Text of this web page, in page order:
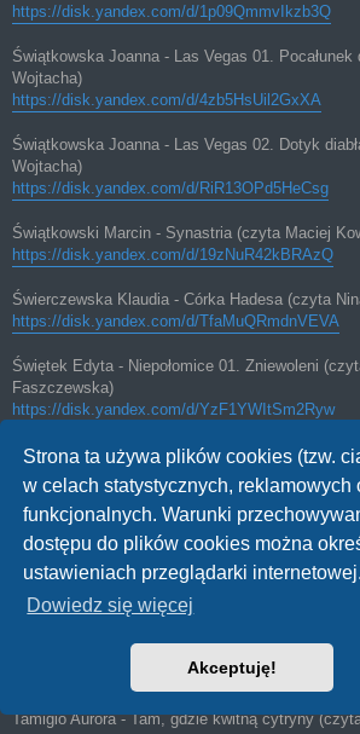
Strona ta używa plików cookies (tzw.
w celach statystycznych, reklamowych
funkcjonalnych. Warunki
dostępu do plików cookies można
ustawieniach przeglądarki internetowej.
Dowiedz się więcej
Akceptuję!
https://disk.yandex.com/d/1p09QmmvIkzb3Q
Świątkowska Joanna - Las Vegas 01. Pocałunek
Wojtacha)
https://disk.yandex.com/d/4zb5HsUil2GxXA
Świątkowska Joanna - Las Vegas 02. Dotyk
Wojtacha)
https://disk.yandex.com/d/RiR13OPd5HeCsg
Świątkowski Marcin - Synastria (czyta Maciej
https://disk.yandex.com/d/19zNuR42kBRAzQ
Świerczewska Klaudia - Córka Hadesa (czyta
https://disk.yandex.com/d/TfaMuQRmdnVEVA
Świętek Edyta - Niepołomice 01. Zniewoleni
Faszczewska)
https://disk.yandex.com/d/YzF1YWItSm2Ryw
Świętek Edyta - Niepołomice 02. Przeklęci
Faszczewska)
https://disk.yandex.com/d/ni5lCyNjeDW4cg
Świętek Edyta - Niepołomice 03. Zwycięscy
Faszczewska)
https://disk.yandex.com/d/EDbCZ8A8iUXkpg
Świtała Yanek - Polski SOR. Uwaga, będzie
https://disk.yandex.com/d/Fz9ru_JhzU9ASw
Tamigio Aurora - Tam, gdzie kwitną cytryny